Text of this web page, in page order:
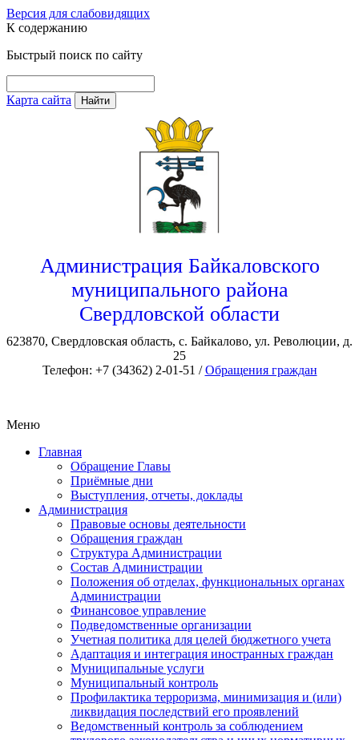
Версия для слабовидящих
К содержанию
Быстрый поиск по сайту
Карта сайта Найти
Администрация Байкаловского
муниципального района
Свердловской области
623870, Свердловская область, с. Байкалово, ул. Революции, д.
25
Телефон: +7 (34362) 2-01-51 /Обращения граждан
Меню
Главная
Обращение Главы
Приёмные дни
Выступления, отчеты, доклады
Администрация
Правовые основы деятельности
Обращения граждан
Структура Администрации
Состав Администрации
Положения об отделах, функциональных органах
Администрации
Финансовое управление
Подведомственные организации
Учетная политика для целей бюджетного учета
Адаптация и интеграция иностранных граждан
Муниципальные услуги
Муниципальный контроль
Профилактика терроризма, минимизация и (или)
ликвидация последствий его проявлений
Ведомственный контроль за соблюдением